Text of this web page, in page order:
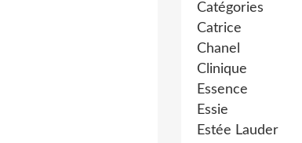
Catégories
Catrice
Chanel
Clinique
Essence
Essie
Estée Lauder